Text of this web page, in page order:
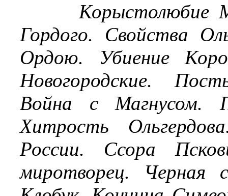
Корыстолюбие
Гордого. Свойства
Ордою. Убиение
Новогородские.
Война с Магнусом.
Хитрость
России. Ссора
миротворец. Черная